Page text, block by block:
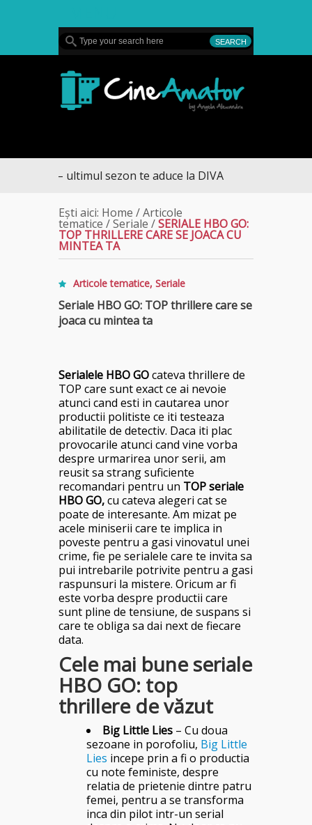
– ultimul sezon te aduce la DIVA
Ești aici: Home /Articole
tematice /Seriale /SERIALE HBO GO:
TOP THRILLERE CARE SE JOACA CU
MINTEA TA
Articole tematice, Seriale
Seriale HBO GO: TOP thrillere care se
joaca cu mintea ta
Serialele HBO GOcateva thrillere de
TOP care sunt exact ce ai nevoie
atunci cand esti in cautarea unor
productii politiste ce iti testeaza
abilitatile de detectiv. Daca iti plac
provocarile atunci cand vine vorba
despre urmarirea unor serii, am
reusit sa strang suficiente
recomandari pentru un TOP seriale
HBO GO,cu cateva alegeri cat se
poate de interesante. Am mizat pe
acele miniserii care te implica in
poveste pentru a gasi vinovatul unei
crime, fie pe serialele care te invita sa
pui intrebarile potrivite pentru a gasi
raspunsuri la mistere. Oricum ar fi
este vorba despre productii care
sunt pline de tensiune, de suspans si
care te obliga sa dai next de fiecare
data.
Cele mai bune seriale
HBO GO: top
thrillere de văzut
Big Little Lies – Cu doua
sezoane in porofoliu, Big Little
Lies incepe prin a fi o productia
cu note feministe, despre
relatia de prietenie dintre patru
femei, pentru a se transforma
inca din pilot intr-un serial